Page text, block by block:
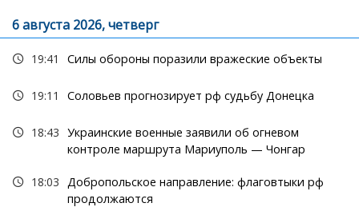
6 августа 2026, четверг
19:41 Силы обороны поразили вражеские объекты
19:11 Соловьев прогнозирует рф судьбу Донецка
18:43 Украинские военные заявили об огневом
контроле маршрута Мариуполь — Чонгар
18:03
Добропольское направление: флаговтыки рф
продолжаются